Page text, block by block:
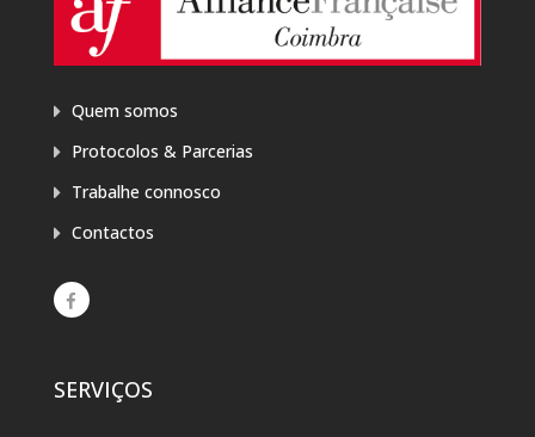
Quem somos
Protocolos & Parcerias
Trabalhe connosco
Contactos
SERVIÇOS